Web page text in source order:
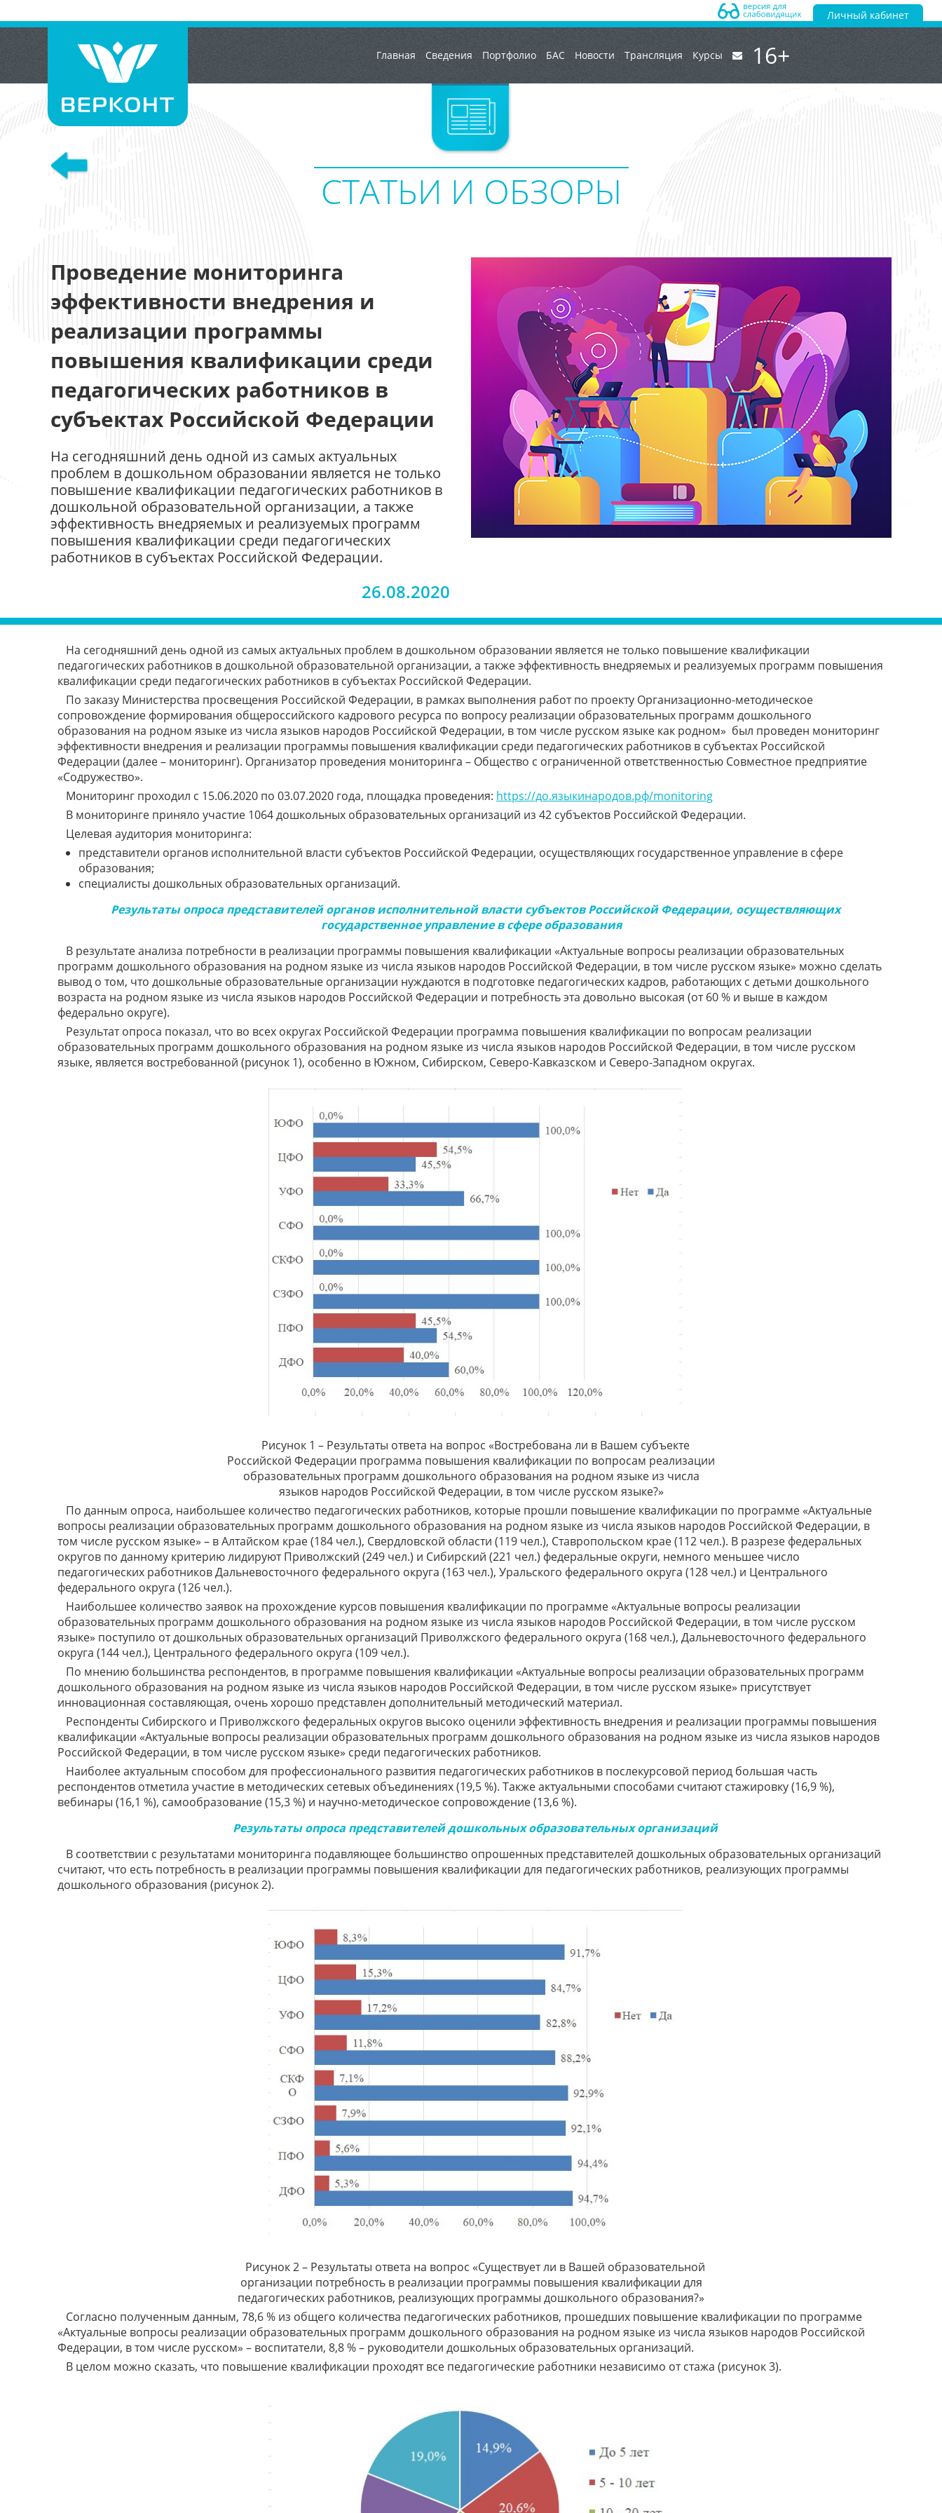
Личный кабинет
Главная Сведения Портфолио БАС Новости Трансляция Курсы 16+
СТАТЬИ И ОБЗОРЫ
Проведение мониторинга
эффективности внедрения и
реализации программы
повышения квалификации среди
педагогических работников в
субъектах Российской Федерации
На сегодняшний день одной из самых актуальных
проблем в дошкольном образовании является не только
повышение квалификации педагогических работников в
дошкольной образовательной организации, а также
эффективность внедряемых и реализуемых программ
повышения квалификации среди педагогических
работников в субъектах Российской Федерации.
26.08.2020
На сегодняшний день одной из самых актуальных проблем в дошкольном образовании является не только повышение квалификации
педагогических работников в дошкольной образовательной организации, а также эффективность внедряемых и реализуемых программ повышения
квалификации среди педагогических работников в субъектах Российской Федерации.
По заказу Министерства просвещения Российской Федерации, в рамках выполнения работ по проекту Организационно-методическое
сопровождение формирования общероссийского кадрового ресурса по вопросу реализации образовательных программ дошкольного
образования на родном языке из числа языков народов Российской Федерации, в том числе русском языке как родном» был проведен мониторинг
эффективности внедрения и реализации программы повышения квалификации среди педагогических работников в субъектах Российской
Федерации (далее – мониторинг). Организатор проведения мониторинга – Общество с ограниченной ответственностью Совместное предприятие
«Содружество».
Мониторинг проходил с 15.06.2020 по 03.07.2020 года, площадка проведения: https://до.языкинародов.рф/monitoring
В мониторинге приняло участие 1064 дошкольных образовательных организаций из 42 субъектов Российской Федерации.
Целевая аудитория мониторинга:
представители органов исполнительной власти субъектов Российской Федерации, осуществляющих государственное управление в сфере
образования;
специалисты дошкольных образовательных организаций.
Результаты опроса представителей органов исполнительной власти субъектов Российской Федерации, осуществляющих
государственное управление в сфере образования
В результате анализа потребности в реализации программы повышения квалификации «Актуальные вопросы реализации образовательных
программ дошкольного образования на родном языке из числа языков народов Российской Федерации, в том числе русском языке» можно сделать
вывод о том, что дошкольные образовательные организации нуждаются в подготовке педагогических кадров, работающих с детьми дошкольного
возраста на родном языке из числа языков народов Российской Федерации и потребность эта довольно высокая (от 60 % и выше в каждом
федерально округе).
Результат опроса показал, что во всех округах Российской Федерации программа повышения квалификации по вопросам реализации
образовательных программ дошкольного образования на родном языке из числа языков народов Российской Федерации, в том числе русском
языке, является востребованной (рисунок 1), особенно в Южном, Сибирском, Северо-Кавказском и Северо-Западном округах.
Рисунок 1 – Результаты ответа на вопрос «Востребована ли в Вашем субъекте
Российской Федерации программа повышения квалификации по вопросам реализации
образовательных программ дошкольного образования на родном языке из числа
языков народов Российской Федерации, в том числе русском языке?»
По данным опроса, наибольшее количество педагогических работников, которые прошли повышение квалификации по программе «Актуальные
вопросы реализации образовательных программ дошкольного образования на родном языке из числа языков народов Российской Федерации, в
том числе русском языке» – в Алтайском крае (184 чел.), Свердловской области (119 чел.), Ставропольском крае (112 чел.). В разрезе федеральных
округов по данному критерию лидируют Приволжский (249 чел.) и Сибирский (221 чел.) федеральные округи, немного меньшее число
педагогических работников Дальневосточного федерального округа (163 чел.), Уральского федерального округа (128 чел.) и Центрального
федерального округа (126 чел.).
Наибольшее количество заявок на прохождение курсов повышения квалификации по программе «Актуальные вопросы реализации
образовательных программ дошкольного образования на родном языке из числа языков народов Российской Федерации, в том числе русском
языке» поступило от дошкольных образовательных организаций Приволжского федерального округа (168 чел.), Дальневосточного федерального
округа (144 чел.), Центрального федерального округа (109 чел.).
По мнению большинства респондентов, в программе повышения квалификации «Актуальные вопросы реализации образовательных программ
дошкольного образования на родном языке из числа языков народов Российской Федерации, в том числе русском языке» присутствует
инновационная составляющая, очень хорошо представлен дополнительный методический материал.
Респонденты Сибирского и Приволжского федеральных округов высоко оценили эффективность внедрения и реализации программы повышения
квалификации «Актуальные вопросы реализации образовательных программ дошкольного образования на родном языке из числа языков народов
Российской Федерации, в том числе русском языке» среди педагогических работников.
Наиболее актуальным способом для профессионального развития педагогических работников в послекурсовой период большая часть
респондентов отметила участие в методических сетевых объединениях (19,5 %). Также актуальными способами считают стажировку (16,9 %),
вебинары (16,1 %), самообразование (15,3 %) и научно-методическое сопровождение (13,6 %).
Результаты опроса представителей дошкольных образовательных организаций
В соответствии с результатами мониторинга подавляющее большинство опрошенных представителей дошкольных образовательных организаций
считают, что есть потребность в реализации программы повышения квалификации для педагогических работников, реализующих программы
дошкольного образования (рисунок 2).
Рисунок 2 – Результаты ответа на вопрос «Существует ли в Вашей образовательной
организации потребность в реализации программы повышения квалификации для
педагогических работников, реализующих программы дошкольного образования?»
Согласно полученным данным, 78,6 % из общего количества педагогических работников, прошедших повышение квалификации по программе
«Актуальные вопросы реализации образовательных программ дошкольного образования на родном языке из числа языков народов Российской
Федерации, в том числе русском» – воспитатели, 8,8 % – руководители дошкольных образовательных организаций.
В целом можно сказать, что повышение квалификации проходят все педагогические работники независимо от стажа (рисунок 3).